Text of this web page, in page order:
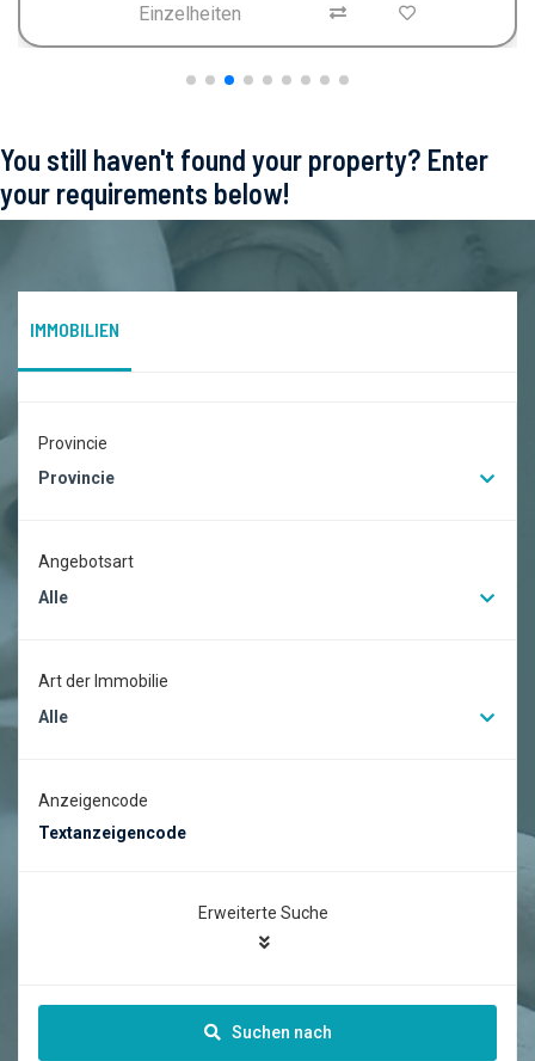
Einzelheiten
You still haven't found your property? Enter
your requirements below!
IMMOBILIEN
Provincie
Provincie
Angebotsart
Alle
Art der Immobilie
Alle
Anzeigencode
Erweiterte Suche
Suchen nach